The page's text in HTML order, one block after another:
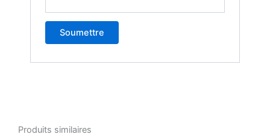
Produits similairesPlage